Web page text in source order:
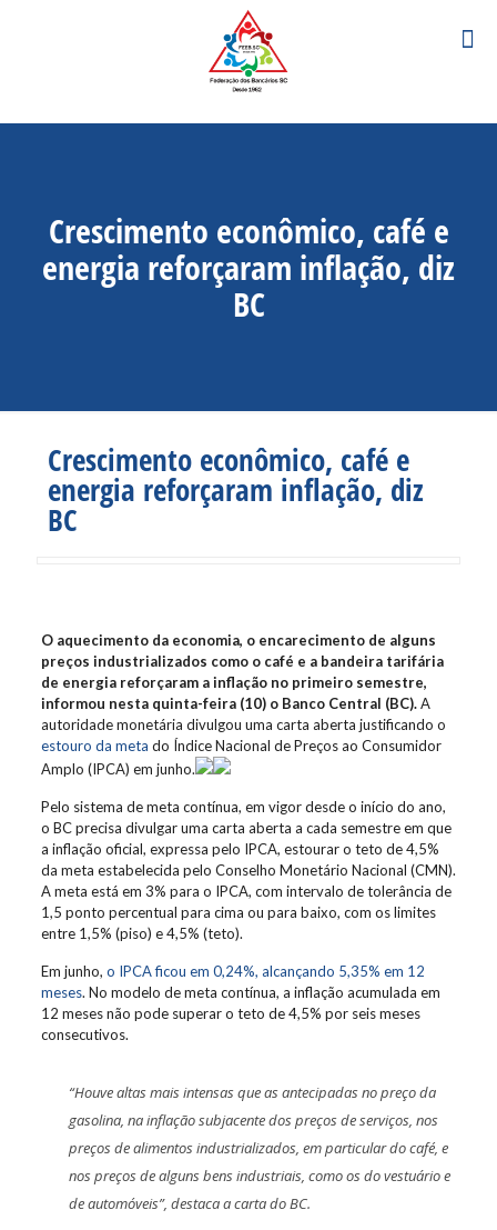
Crescimento econômico, café e
energia reforçaram inflação, diz
BC
Crescimento econômico, café e
energia reforçaram inflação, diz
BC
O aquecimento da economia, o encarecimento de alguns
preços industrializados como o café e a bandeira tarifária
de energia reforçaram a inflação no primeiro semestre,
informou nesta quinta-feira (10) o Banco Central (BC).A
autoridade monetária divulgou uma carta aberta justificando o
estouro da meta do Índice Nacional de Preços ao Consumidor
Amplo (IPCA) em junho.
Pelo sistema de meta contínua, em vigor desde o início do ano,
o BC precisa divulgar uma carta aberta a cada semestre em que
a inflação oficial, expressa pelo IPCA, estourar o teto de 4,5%
da meta estabelecida pelo Conselho Monetário Nacional (CMN).
A meta está em 3% para o IPCA, com intervalo de tolerância de
1,5 ponto percentual para cima ou para baixo, com os limites
entre 1,5% (piso) e 4,5% (teto).
Em junho, o IPCA ficou em 0,24%, alcançando 5,35% em 12
meses. No modelo de meta contínua, a inflação acumulada em
12 meses não pode superar o teto de 4,5% por seis meses
consecutivos.
“Houve altas mais intensas que as antecipadas no preço da
gasolina, na inflação subjacente dos preços de serviços, nos
preços de alimentos industrializados, em particular do café, e
nos preços de alguns bens industriais, como os do vestuário e
de automóveis”, destaca a carta do BC.